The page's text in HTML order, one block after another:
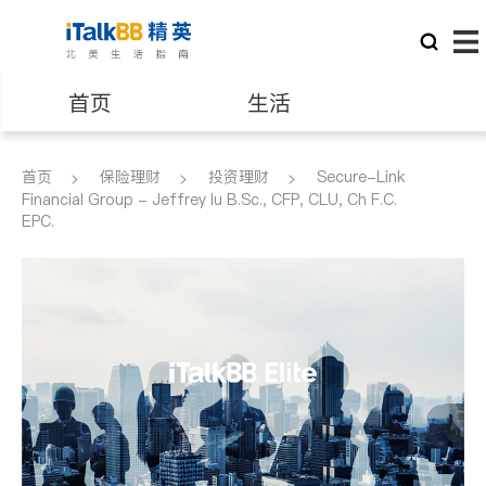
首页 生活
医生 律师
建筑装修
首页 保险理财 投资理财
Secure-Link
Financial Group - Jeffrey Iu B.Sc., CFP, CLU, Ch F.C.
EPC.